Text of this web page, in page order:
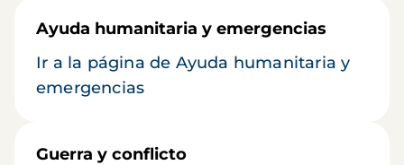
Ayuda humanitaria y emergencias
Ir a la página de Ayuda humanitaria y
emergencias
Guerra y conflicto